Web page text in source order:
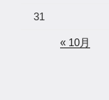
31
« 10月